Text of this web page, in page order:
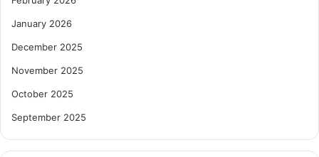
January 2026
December 2025
November 2025
October 2025
September 2025